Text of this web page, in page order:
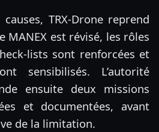
causes, TRX-Drone reprend
MANEX est révisé, les rôles
lists sont renforcées et
sensibilisés. L’autorité
ensuite deux missions
et documentées, avant
de la limitation.